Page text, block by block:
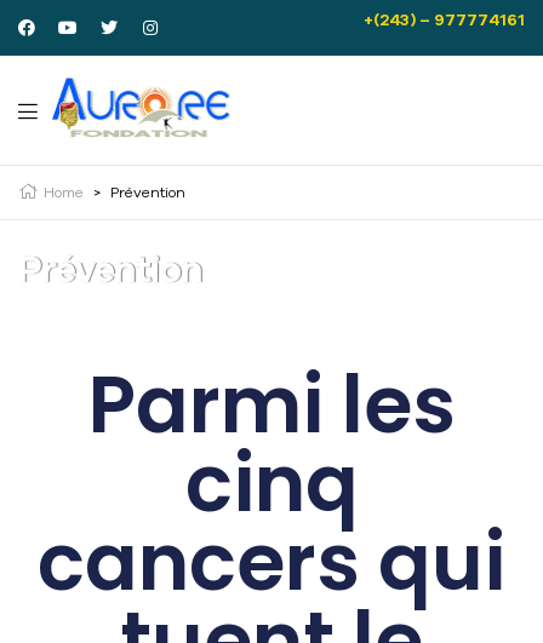
+(243) – 977774161
Home > Prévention
Prévention
Parmi les
cinq
cancers qui